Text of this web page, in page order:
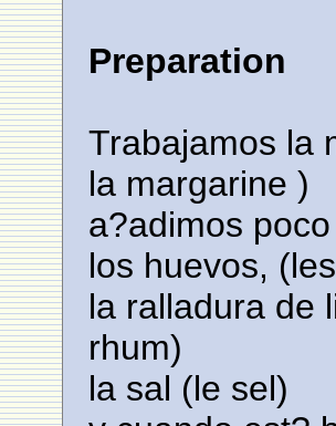
Preparation
Trabajamos la
la margarine )
a?adimos
los huevos,
la ralladura de
rhum)
la sal (le sel)